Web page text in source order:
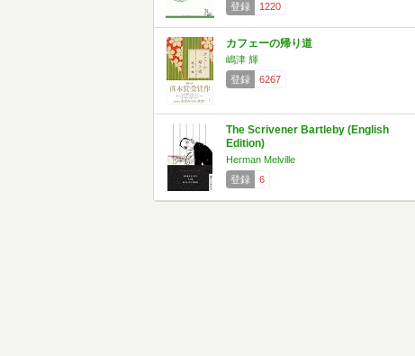
登録
1220
カフェーの帰り道
嶋津 輝
登録
6267
The Scrivener Bartleby (English
Edition)
Herman Melville
登録
6